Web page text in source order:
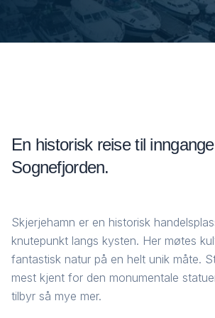
En historisk reise til
Sognefjorden.
Skjerjehamn er en historisk
knutepunkt langs kysten. Her møtes
fantastisk natur på en helt unik måte.
mest kjent for den monumentale
tilbyr så mye mer.